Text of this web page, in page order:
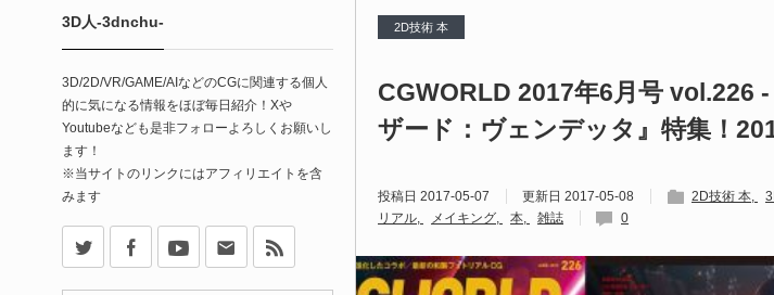
2D技術 本
CGWORLD 2017年6月号 vol.226
ザード：ヴェンデッタ』特集！
投稿日 2017-05-07 更新日 2017-05-08 2D技術 本
リアル
メイキング 本 雑誌 0
3D人-3dnchu-
3D/2D/VR/GAME/AIなどのCGに関連する個人
的に気になる情報をほぼ毎日紹介！Xや
Youtubeなども是非フォローよろしくお願いし
ます！
※当サイトのリンクにはアフィリエイトを含
みます